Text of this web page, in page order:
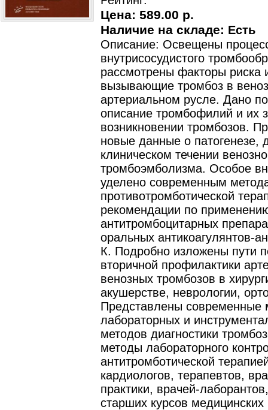
Цена: 589.00 р.
Наличие на складе: Есть
Описание: Освещены
внутрисосудистого
рассмотрены факторы риска
вызывающие тромбоз в
артериальном русле. Дано
описание тромбофилий и их
возникновении тромбозов.
новые данные о патогенезе,
клиническом течении
тромбоэмболизма. Особое
уделено современным
противотромботической
рекомендации по
антитромбоцитарных
оральных антикоагулянтов-
К. Подробно изложены пути
вторичной профилактики
венозных тромбозов в
акушерстве, неврологии,
Представлены современные
лабораторных и
методов диагностики
методы лабораторного
антитромботической
кардиологов, терапевтов,
практики, врачей-
старших курсов медицинских